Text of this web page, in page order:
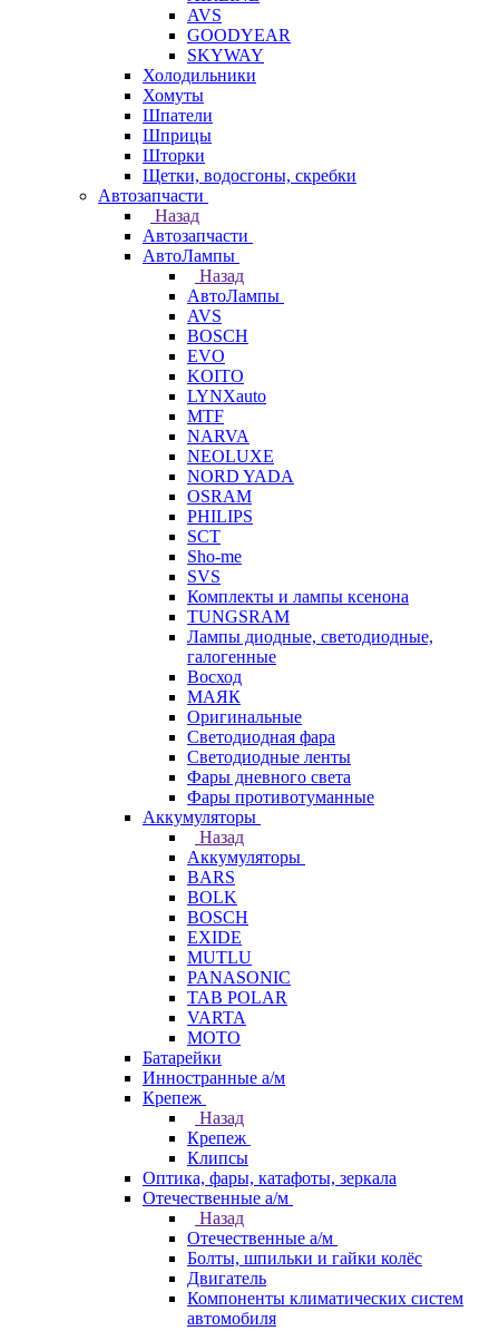
AVS
GOODYEAR
SKYWAY
Холодильники
Хомуты
Шпатели
Шприцы
Шторки
Щетки, водосгоны, скребки
Автозапчасти
Назад
Автозапчасти
АвтоЛампы
Назад
АвтоЛампы
AVS
BOSCH
EVO
KOITO
LYNXauto
MTF
NARVA
NEOLUXE
NORD YADA
OSRAM
PHILIPS
SCT
Sho-me
SVS
Комплекты и лампы ксенона
TUNGSRAM
Лампы диодные, светодиодные,
галогенные
Восход
МАЯК
Оригинальные
Светодиодная фара
Светодиодные ленты
Фары дневного света
Фары противотуманные
Аккумуляторы
Назад
Аккумуляторы
BARS
BOLK
BOSCH
EXIDE
MUTLU
PANASONIC
TAB POLAR
VARTA
МОТО
Батарейки
Инностранные а/м
Крепеж
Назад
Крепеж
Клипсы
Оптика, фары, катафоты, зеркала
Отечественные а/м
Назад
Отечественные а/м
Болты, шпильки и гайки колёс
Двигатель
Компоненты климатических систем
автомобиля